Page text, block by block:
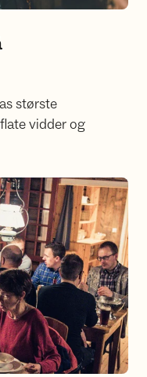
største
vidder og